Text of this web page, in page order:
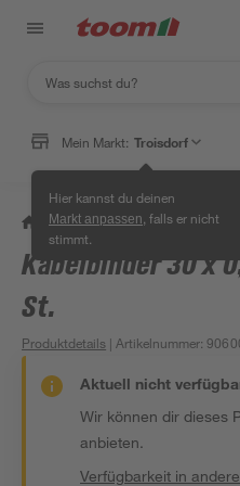
Mein Markt: Troisdorf
Hier kannst du deinen
Markt anpassen , falls er nicht
stimmt.
/ Bauen & Renovieren /
Kabelbinder 30 x
St.
Produktdetails | Artikelnummer:
Aktuell nicht
Wir können dir dieses
anbieten.
Verfügbarkeit in